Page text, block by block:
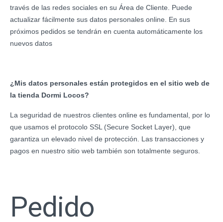
través de las redes sociales en su Área de Cliente. Puede
actualizar fácilmente sus datos personales online. En sus
próximos pedidos se tendrán en cuenta automáticamente los
nuevos datos
¿Mis datos personales están protegidos en el sitio web de
la tienda Dormi Locos?
La seguridad de nuestros clientes online es fundamental, por lo
que usamos el protocolo SSL (Secure Socket Layer), que
garantiza un elevado nivel de protección. Las transacciones y
pagos en nuestro sitio web también son totalmente seguros.
Pedido